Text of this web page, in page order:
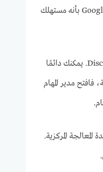
موارد النظام وتجعل من الصعب تشغيل لعبتك بسلاسة. يُعرف Google Chrome بأنه مستهلك
أغلق أي شيء لا تستخدمه في الوقت الحالي، مثل Spotify أو Skype أو Discord. يمكنك دائمًا
فافتح مدير المهام
المركزية.